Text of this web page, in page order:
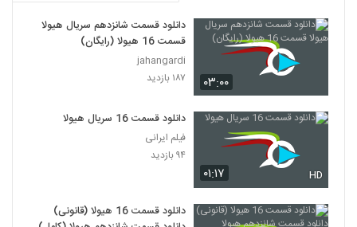
۰۳:۰۰
دانلود قسمت شانزدهم سریال هیولا
قسمت 16 هیولا (رایگان)
jahangardi
۱۸۷ بازدید
۰۱:۱۷ HD
دانلود قسمت 16 سریال هیولا
فیلم ایرانی
۹۴ بازدید
دانلود قسمت 16 هیولا (قانونی)